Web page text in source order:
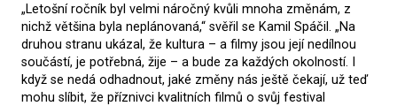
„Letošní ročník byl velmi náročný kvůli mnoha změnám, z
nichž většina byla neplánovaná,“ svěřil se Kamil Spáčil. „Na
druhou stranu ukázal, že kultura – a filmy jsou její nedílnou
součástí, je potřebná, žije – a bude za každých okolností. I
když se nedá odhadnout, jaké změny nás ještě čekají, už teď
mohu slíbit, že příznivci kvalitních filmů o svůj festival